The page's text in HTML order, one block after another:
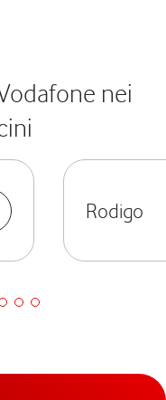
nei
Rodigo